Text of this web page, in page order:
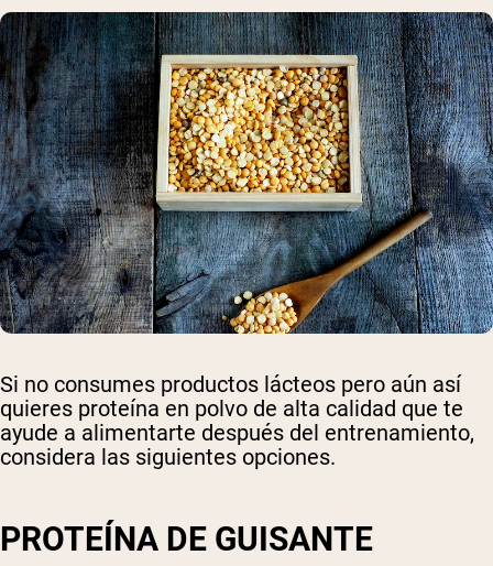
Si no consumes productos lácteos pero aún así
quieres proteína en polvo de alta calidad que te
ayude a alimentarte después del entrenamiento,
considera las siguientes opciones.
PROTEÍNA DE GUISANTE